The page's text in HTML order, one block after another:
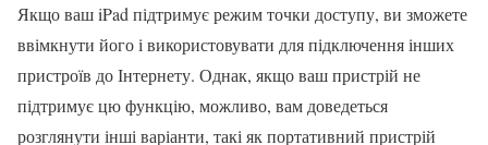
Якщо ваш iPad підтримує режим точки доступу, ви зможете
ввімкнути його і використовувати для підключення інших
пристроїв до Інтернету. Однак, якщо ваш пристрій не
підтримує цю функцію, можливо, вам доведеться
розглянути інші варіанти, такі як портативний пристрій